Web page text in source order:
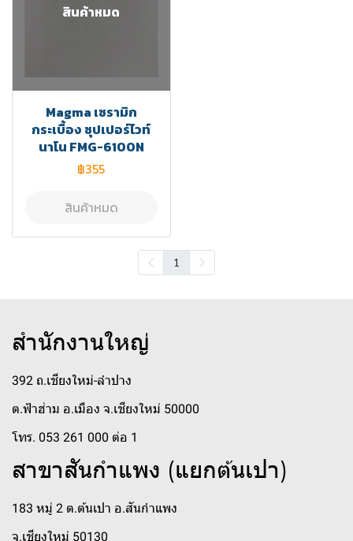
สินค้าหมด
Magma เซรามิก
กระเบื้อง ซุปเปอร์ไวท์
นาโน FMG-6100N
฿355
สินค้าหมด
1
สำนักงานใหญ่
392 ถ.เชียงใหม่-ลำปาง
ต.ฟ้าฮ่าม อ.เมือง จ.เชียงใหม่ 50000
โทร. 053 261 000 ต่อ 1
สาขาสันกำแพง (แยกต้นเปา)
183 หมู่ 2 ต.ต้นเปา อ.สันกำแพง
จ.เชียงใหม่ 50130